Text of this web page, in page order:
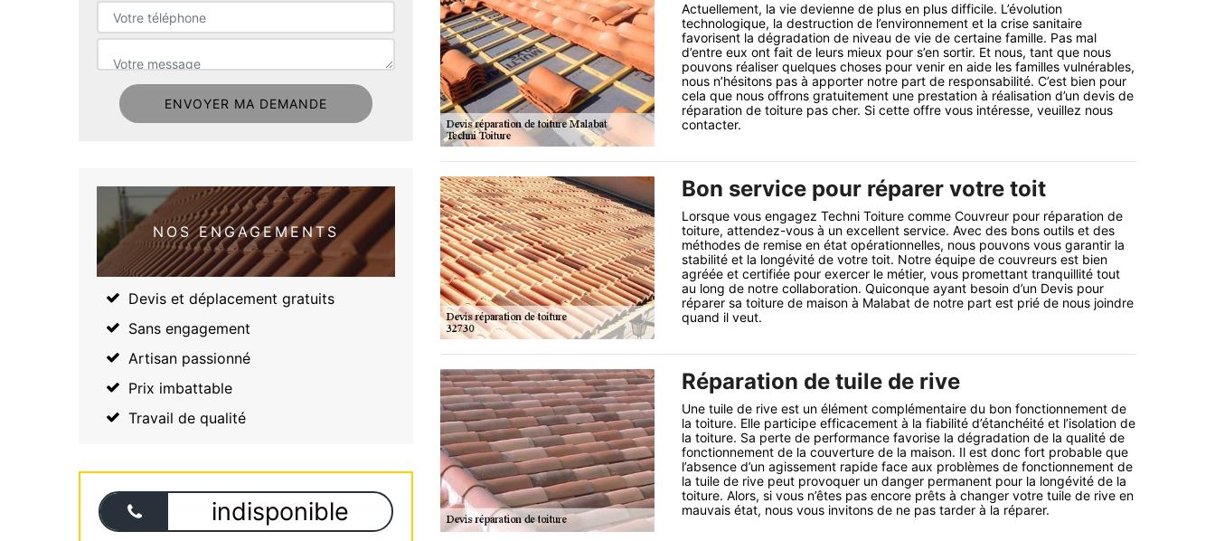
NOS ENGAGEMENTS
Devis et déplacement gratuits
Sans engagement
Artisan passionné
Prix imbattable
Travail de qualité
indisponible
Actuellement, la vie devienne de plus en plus difficile. L’évolution
technologique, la destruction de l’environnement et la crise sanitaire
favorisent la dégradation de niveau de vie de certaine famille. Pas mal
d’entre eux ont fait de leurs mieux pour s’en sortir. Et nous, tant que nous
pouvons réaliser quelques choses pour venir en aide les familles vulnérables,
nous n’hésitons pas à apporter notre part de responsabilité. C’est bien pour
cela que nous offrons gratuitement une prestation à réalisation d’un devis de
réparation de toiture pas cher. Si cette offre vous intéresse, veuillez nous
contacter.
Bon service pour réparer votre toit
Lorsque vous engagez Techni Toiture comme Couvreur pour réparation de
toiture, attendez-vous à un excellent service. Avec des bons outils et des
méthodes de remise en état opérationnelles, nous pouvons vous garantir la
stabilité et la longévité de votre toit. Notre équipe de couvreurs est bien
agréée et certifiée pour exercer le métier, vous promettant tranquillité tout
au long de notre collaboration. Quiconque ayant besoin d’un Devis pour
réparer sa toiture de maison à Malabat de notre part est prié de nous joindre
quand il veut.
Réparation de tuile de rive
Une tuile de rive est un élément complémentaire du bon fonctionnement de
la toiture. Elle participe efficacement à la fiabilité d’étanchéité et l’isolation de
la toiture. Sa perte de performance favorise la dégradation de la qualité de
fonctionnement de la couverture de la maison. Il est donc fort probable que
l’absence d’un agissement rapide face aux problèmes de fonctionnement de
la tuile de rive peut provoquer un danger permanent pour la longévité de la
toiture. Alors, si vous n’êtes pas encore prêts à changer votre tuile de rive en
mauvais état, nous vous invitons de ne pas tarder à la réparer.